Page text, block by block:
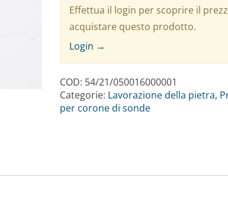
Effettua il login per scoprire il
acquistare questo prodotto.
Login →
COD: 54/21/050016000001
Categorie: Lavorazione della pietra,
per corone di sonde